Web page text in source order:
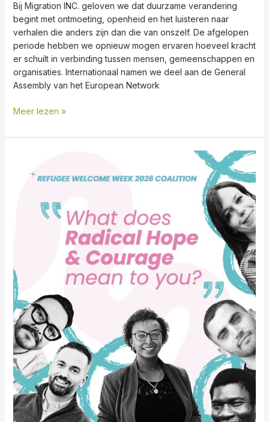
Bij Migration INC. geloven we dat duurzame verandering
begint met ontmoeting, openheid en het luisteren naar
verhalen die anders zijn dan die van onszelf. De afgelopen
periode hebben we opnieuw mogen ervaren hoeveel kracht
er schuilt in verbinding tussen mensen, gemeenschappen en
organisaties. Internationaal namen we deel aan de General
Assembly van het European Network
Meer lezen »
Editie
Welcome